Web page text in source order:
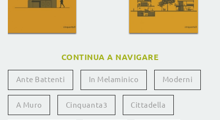
CONTINUA A NAVIGARE
Ante Battenti In Melaminico Moderni
A Muro Cinquanta3 Cittadella